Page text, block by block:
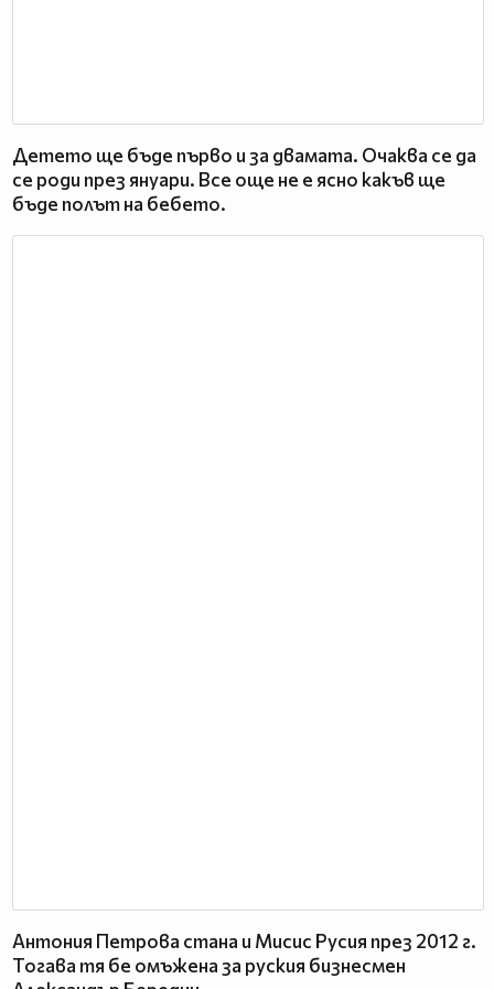
Детето ще бъде първо и за двамата. Очаква се да
се роди през януари. Все още не е ясно какъв ще
бъде полът на бебето.
Антония Петрова стана и Мисис Русия през 2012 г.
Тогава тя бе омъжена за руския бизнесмен